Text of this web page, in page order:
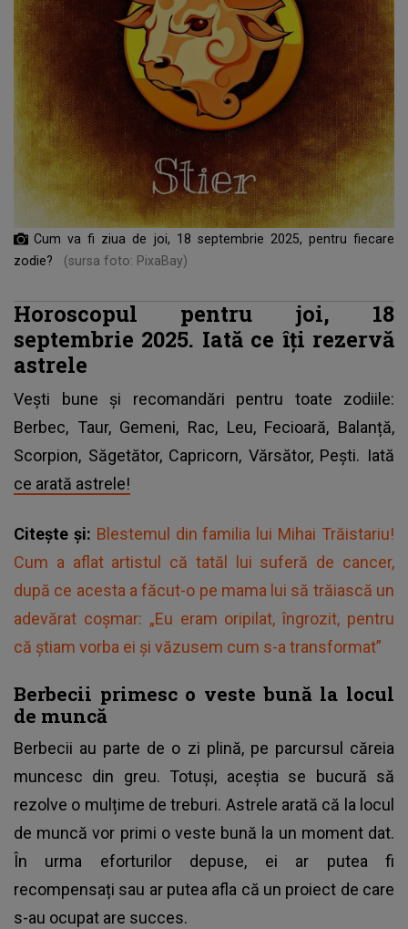
Cum va fi ziua de joi, 18 septembrie 2025, pentru fiecare
zodie?
(sursa foto: PixaBay)
Horoscopul pentru joi, 18
septembrie 2025. Iată ce îți rezervă
astrele
Vești bune și recomandări pentru toate zodiile:
Berbec, Taur, Gemeni, Rac, Leu, Fecioară, Balanță,
Scorpion, Săgetător, Capricorn, Vărsător, Pești. Iată
ce arată astrele!
Citește și: Blestemul din familia lui Mihai Trăistariu!
Cum a aflat artistul că tatăl lui suferă de cancer,
după ce acesta a făcut-o pe mama lui să trăiască un
adevărat coșmar: „Eu eram oripilat, îngrozit, pentru
că știam vorba ei și văzusem cum s-a transformat”
Berbecii primesc o veste bună la locul
de muncă
Berbecii au parte de o zi plină, pe parcursul căreia
muncesc din greu. Totuși, aceștia se bucură să
rezolve o mulțime de treburi. Astrele arată că la locul
de muncă vor primi o veste bună la un moment dat.
În urma eforturilor depuse, ei ar putea fi
recompensați sau ar putea afla că un proiect de care
s-au ocupat are succes.